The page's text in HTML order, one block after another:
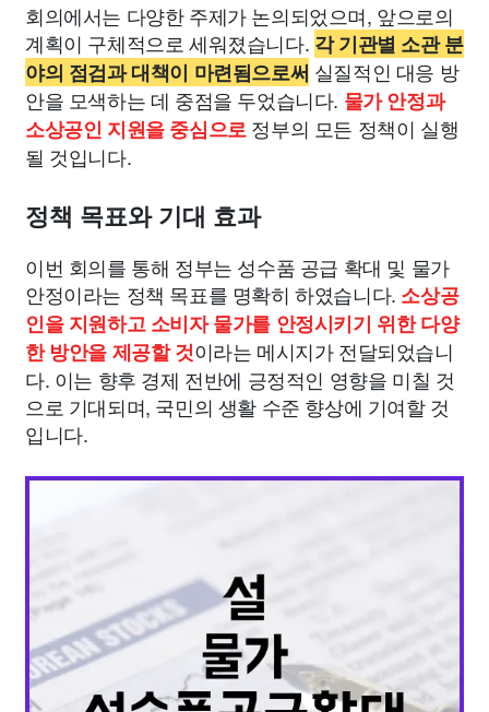
회의에서는 다양한 주제가 논의되었으며, 앞으로의
계획이 구체적으로 세워졌습니다. 각 기관별 소관 분
야의 점검과 대책이 마련됨으로써 실질적인 대응 방
안을 모색하는 데 중점을 두었습니다. 물가 안정과
소상공인 지원을 중심으로정부의 모든 정책이 실행
될 것입니다.
정책 목표와 기대 효과
이번 회의를 통해 정부는 성수품 공급 확대 및 물가
안정이라는 정책 목표를 명확히 하였습니다. 소상공
인을 지원하고 소비자 물가를 안정시키기 위한 다양
한 방안을 제공할 것이라는 메시지가 전달되었습니
다. 이는 향후 경제 전반에 긍정적인 영향을 미칠 것
으로 기대되며, 국민의 생활 수준 향상에 기여할 것
입니다.